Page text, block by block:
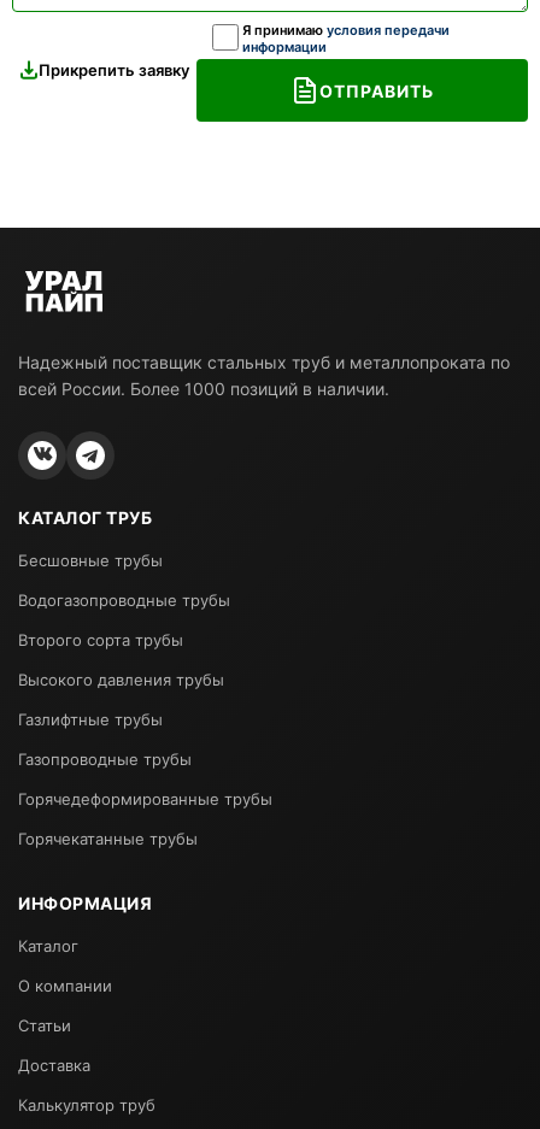
Прикрепить заявку
Я принимаю условия передачи
информации
ОТПРАВИТЬ
Надежный поставщик стальных труб и металлопроката по
всей России. Более 1000 позиций в наличии.
КАТАЛОГ ТРУБ
Бесшовные трубы
Водогазопроводные трубы
Второго сорта трубы
Высокого давления трубы
Газлифтные трубы
Газопроводные трубы
Горячедеформированные трубы
Горячекатанные трубы
ИНФОРМАЦИЯ
Каталог
О компании
Статьи
Доставка
Калькулятор труб